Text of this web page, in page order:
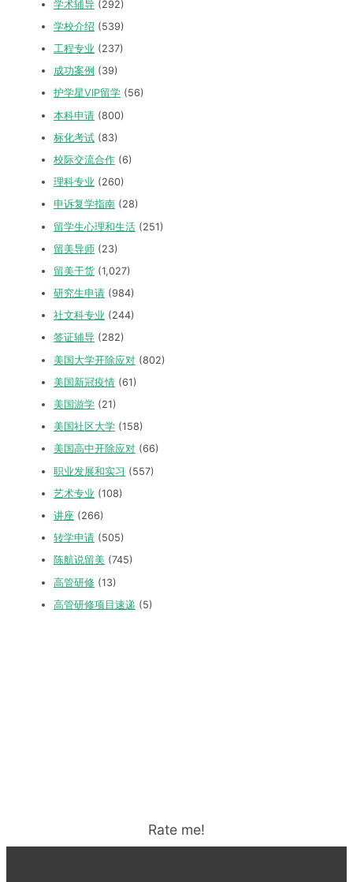
学术辅导 (292)
学校介绍 (539)
工程专业 (237)
成功案例 (39)
护学星VIP留学 (56)
本科申请 (800)
标化考试 (83)
校际交流合作 (6)
理科专业 (260)
申诉复学指南 (28)
留学生心理和生活 (251)
留美导师 (23)
留美干货 (1,027)
研究生申请 (984)
社文科专业 (244)
签证辅导 (282)
美国大学开除应对 (802)
美国新冠疫情 (61)
美国游学 (21)
美国社区大学 (158)
美国高中开除应对 (66)
职业发展和实习 (557)
艺术专业 (108)
讲座 (266)
转学申请 (505)
陈航说留美 (745)
高管研修 (13)
高管研修项目速递 (5)
Rate me!